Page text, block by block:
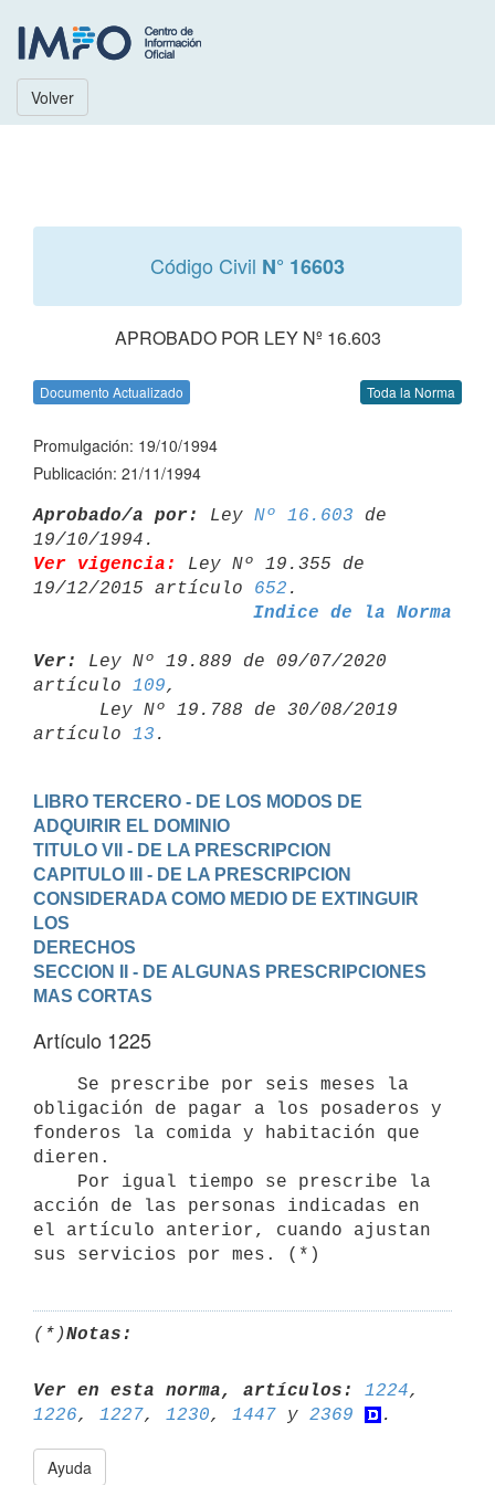
Volver
Código Civil N° 16603
APROBADO POR LEY Nº 16.603
Documento Actualizado Toda la Norma
Promulgación: 19/10/1994
Publicación: 21/11/1994
Aprobado/a por: Ley Nº 16.603 de
Ver vigencia:
Ley Nº 19.355 de
19/12/2015 artículo 652
Indice de la Norma
Ver:
Ley Nº 19.889 de 09/07/2020
artículo 109,
artículo 13
LIBRO TERCERO - DE LOS MODOS DE
ADQUIRIR EL DOMINIO
TITULO VII - DE LA PRESCRIPCION
CAPITULO III - DE LA PRESCRIPCION
CONSIDERADA COMO MEDIO DE EXTINGUIR
LOS
DERECHOS
SECCION II - DE ALGUNAS PRESCRIPCIONES
MAS CORTAS
Artículo 1225
obligación de pagar a los posaderos y
fonderos la comida y habitación que
dieren.
acción de las personas indicadas en
el artículo anterior, cuando ajustan
(*)Notas:
Ver en esta norma, artículos: 1224
1226, 1227, 1230, 1447 y 2369
Ayuda